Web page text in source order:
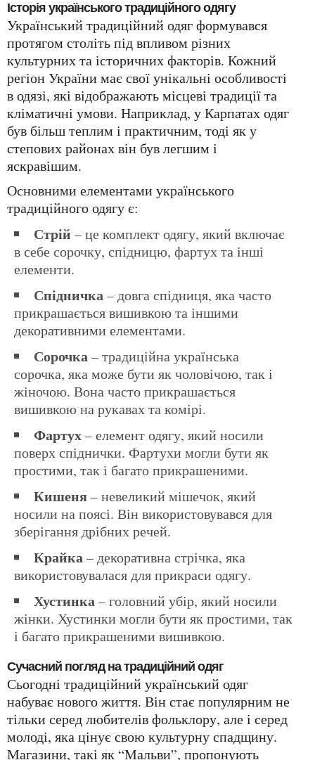
Історія українського традиційного одягу
Український традиційний одяг формувався
протягом століть під впливом різних
культурних та історичних факторів. Кожний
регіон України має свої унікальні особливості
в одязі, які відображають місцеві традиції та
кліматичні умови. Наприклад, у Карпатах одяг
був більш теплим і практичним, тоді як у
степових районах він був легшим і
яскравішим.
Основними елементами українського
традиційного одягу є:
Стрій – це комплект одягу, який включає
в себе сорочку, спідницю, фартух та інші
елементи.
Спідничка– довга спідниця, яка часто
прикрашається вишивкою та іншими
декоративними елементами.
Сорочка– традиційна українська
сорочка, яка може бути як чоловічою, так і
жіночою. Вона часто прикрашається
вишивкою на рукавах та комірі.
Фартух– елемент одягу, який носили
поверх спіднички. Фартухи могли бути як
простими, так і багато прикрашеними.
Кишеня– невеликий мішечок, який
носили на поясі. Він використовувався для
зберігання дрібних речей.
Крайка– декоративна стрічка, яка
використовувалася для прикраси одягу.
Хустинка– головний убір, який носили
жінки. Хустинки могли бути як простими, так
і багато прикрашеними вишивкою.
Сучасний погляд на традиційний одяг
Сьогодні традиційний український одяг
набуває нового життя. Він стає популярним не
тільки серед любителів фольклору, але і серед
молоді, яка цінує свою культурну спадщину.
Магазини, такі як “Мальви”, пропонують